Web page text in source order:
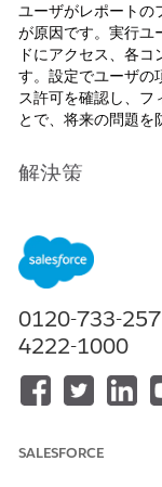
ユーザがレポートの
が原因です。実行ユ
ドにアクセス、各
す。設定でユーザの
ス許可を確認し、フ
とで、将来の問題を
解決策
ダッシュボード
2. 問題のダ
3. 使用中の
リックしま
れ、エラーが表示さ
0120-733-
4222-1000
SALESFORCE